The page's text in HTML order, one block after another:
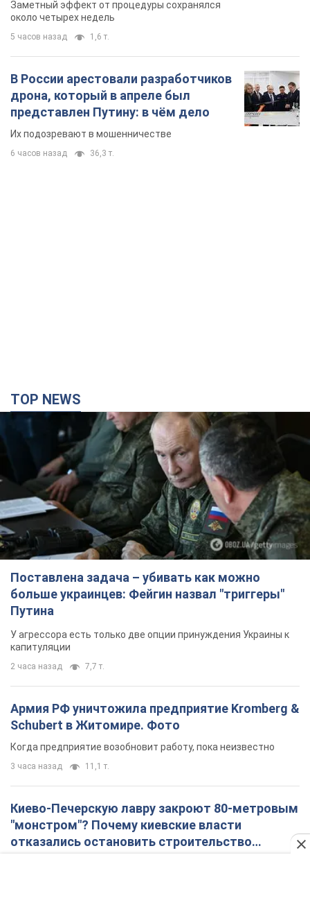
Заметный эффект от процедуры сохранялся
около четырех недель
5 часов назад 1,6 т.
В России арестовали разработчиков
дрона, который в апреле был
представлен Путину: в чём дело
Их подозревают в мошенничестве
6 часов назад 36,3 т.
TOP NEWS
Поставлена задача – убивать как можно
больше украинцев: Фейгин назвал "триггеры"
Путина
У агрессора есть только две опции принуждения Украины к
капитуляции
2 часа назад 7,7 т.
Армия РФ уничтожила предприятие Kromberg &
Schubert в Житомире. Фото
Когда предприятие возобновит работу, пока неизвестно
3 часа назад 11,1 т.
Киево-Печерскую лавру закроют 80-метровым
"монстром"? Почему киевские власти
отказались остановить строительство